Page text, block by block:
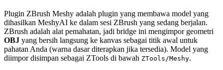
Plugin ZBrush Meshy adalah plugin yang membawa model yang
dihasilkan MeshyAI ke dalam sesi ZBrush yang sedang berjalan.
ZBrush adalah alat pemahatan, jadi bridge ini mengimpor geometri
OBJ yang bersih langsung ke kanvas sebagai titik awal untuk
pahatan Anda (warna dasar diterapkan jika tersedia). Model yang
diimpor disimpan sebagai ZTools di bawah ZTools/Meshy.